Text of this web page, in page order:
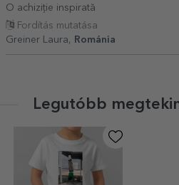
O achiziție inspirată
Fordítás mutatása
Greiner Laura,
Románia
Legutóbb